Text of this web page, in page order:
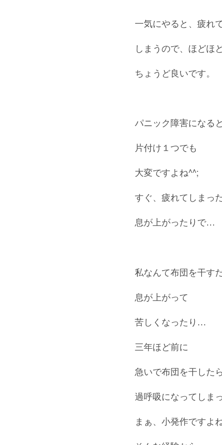
一気にやると、疲れ
しまうので、ほどほ
ちょうど良いです。
パニック障害になると
片付け１つでも
大変ですよね^^;
すぐ、疲れてしまっ
息が上がったりで…
私なんて布団を干す
息が上がって
苦しくなったり…
三年ほど前に
急いで布団を干したら
過呼吸になってしま
まぁ、小発作ですよね